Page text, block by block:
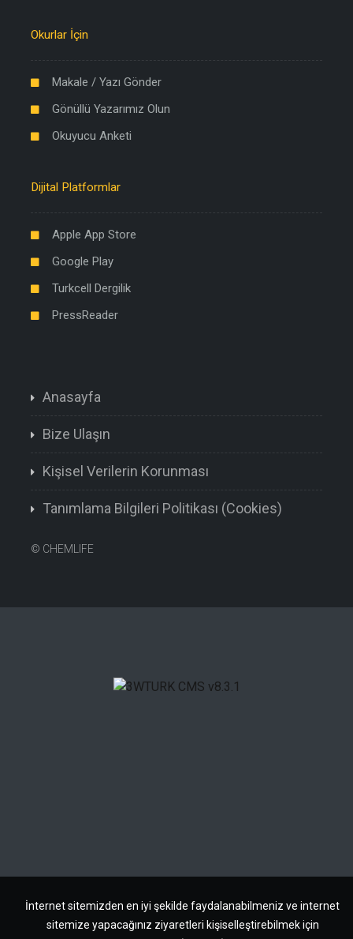
İnternet sitemizden en iyi şekilde faydalanabilmeniz ve internet
sitemize yapacağınız ziyaretleri kişiselleştirebilmek için
Okurlar İçin
Makale / Yazı Gönder
Gönüllü Yazarımız Olun
Okuyucu Anketi
Dijital Platformlar
Apple App Store
Google Play
Turkcell Dergilik
PressReader
Anasayfa
Bize Ulaşın
Kişisel Verilerin Korunması
Tanımlama Bilgileri Politikası (Cookies)
© CHEMLIFE